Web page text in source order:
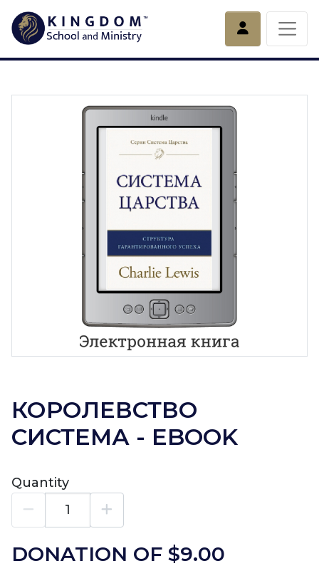
КОРОЛЕВСТВО
СИСТЕМА - EBOOK
Quantity
DONATION OF $9.00